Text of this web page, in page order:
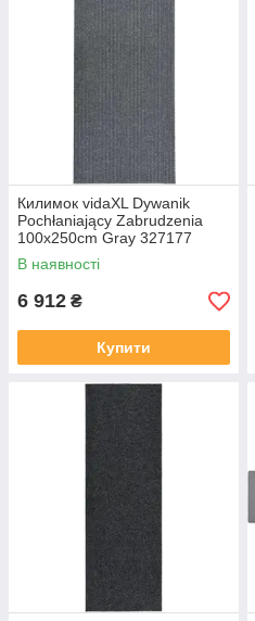
Килимок vidaXL Dywanik
Pochłaniający Zabrudzenia
100x250cm Gray 327177
В наявності
6 912 ₴
Купити